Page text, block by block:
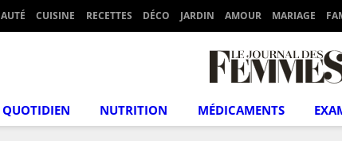
CUISINE RECETTES DÉCO JARDIN AMOUR MARIAGE
QUOTIDIEN NUTRITION MÉDICAMENTS